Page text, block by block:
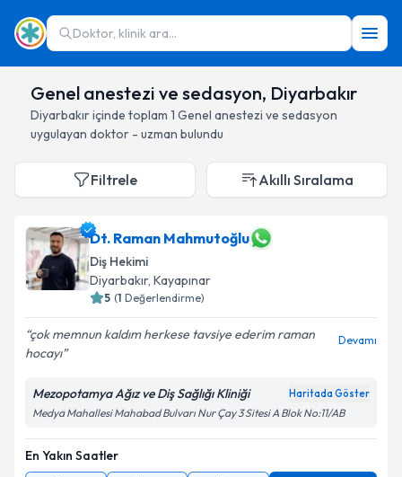
Doktor, klinik ara...
Genel anestezi ve sedasyon, Diyarbakır
Diyarbakıriçinde toplam 1 Genel anestezi ve sedasyon
uygulayan doktor - uzman bulundu
Filtrele Akıllı Sıralama
Dt. Raman Mahmutoğlu
Diş Hekimi
Diyarbakır, Kayapınar
5 (1 Değerlendirme)
çok memnun kaldım herkese tavsiye ederim raman
hocayı
Devamı
Mezopotamya Ağız ve Diş Sağlığı Kliniği Haritada Göster
Medya Mahallesi Mahabad Bulvarı Nur Çay 3 Sitesi A Blok No:11/AB
En Yakın Saatler